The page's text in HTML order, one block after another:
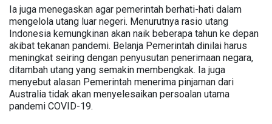
Ia juga menegaskan agar pemerintah berhati-hati dalam
mengelola utang luar negeri. Menurutnya rasio utang
Indonesia kemungkinan akan naik beberapa tahun ke depan
akibat tekanan pandemi. Belanja Pemerintah dinilai harus
meningkat seiring dengan penyusutan penerimaan negara,
ditambah utang yang semakin membengkak. Ia juga
menyebut alasan Pemerintah menerima pinjaman dari
Australia tidak akan menyelesaikan persoalan utama
pandemi COVID-19.